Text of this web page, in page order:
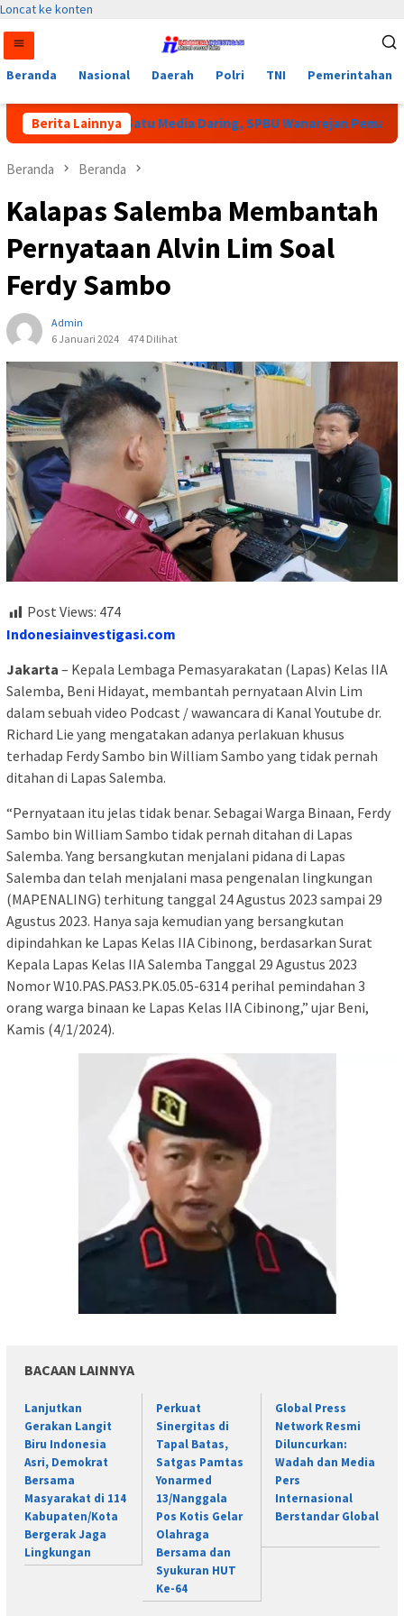
Loncat ke konten
Beranda Nasional Daerah Polri TNI Pemerintahan
Berita Lainnya
Salah Satu Media Daring, SPBU Wanarejan Pemalang
Beranda Beranda
Kalapas Salemba Membantah
Pernyataan Alvin Lim Soal
Ferdy Sambo
Admin
6 Januari 2024
474 Dilihat
Post Views: 474
Indonesiainvestigasi.com
Jakarta – Kepala Lembaga Pemasyarakatan (Lapas) Kelas IIA
Salemba, Beni Hidayat, membantah pernyataan Alvin Lim
dalam sebuah video Podcast / wawancara di Kanal Youtube dr.
Richard Lie yang mengatakan adanya perlakuan khusus
terhadap Ferdy Sambo bin William Sambo yang tidak pernah
ditahan di Lapas Salemba.
“Pernyataan itu jelas tidak benar. Sebagai Warga Binaan, Ferdy
Sambo bin William Sambo tidak pernah ditahan di Lapas
Salemba. Yang bersangkutan menjalani pidana di Lapas
Salemba dan telah menjalani masa pengenalan lingkungan
(MAPENALING) terhitung tanggal 24 Agustus 2023 sampai 29
Agustus 2023. Hanya saja kemudian yang bersangkutan
dipindahkan ke Lapas Kelas IIA Cibinong, berdasarkan Surat
Kepala Lapas Kelas IIA Salemba Tanggal 29 Agustus 2023
Nomor W10.PAS.PAS3.PK.05.05-6314 perihal pemindahan 3
orang warga binaan ke Lapas Kelas IIA Cibinong,” ujar Beni,
Kamis (4/1/2024).
BACAAN LAINNYA
Lanjutkan
Gerakan Langit
Biru Indonesia
Asri, Demokrat
Bersama
Masyarakat di 114
Kabupaten/Kota
Bergerak Jaga
Lingkungan
Perkuat
Sinergitas di
Tapal Batas,
Satgas Pamtas
Yonarmed
13/Nanggala
Pos Kotis Gelar
Olahraga
Bersama dan
Syukuran HUT
Ke-64
Global Press
Network Resmi
Diluncurkan:
Wadah dan Media
Pers
Internasional
Berstandar Global